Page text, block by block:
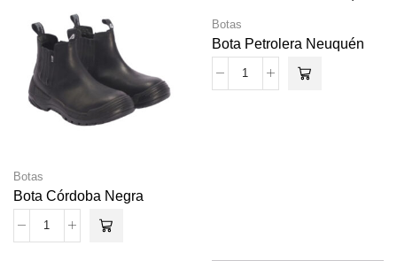
Botas
Bota Córdoba Negra
Botas
Bota Petrolera Neuquén